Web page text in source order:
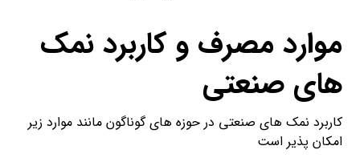
موارد مصرف و کاربرد نمک
های صنعتی
کاربرد نمک های صنعتی در حوزه های گوناگون مانند موارد زیر
امکان پذیر است